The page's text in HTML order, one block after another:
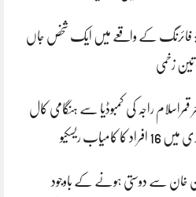
فائرنگ کے واقعے میں ایک شخص جاں
تین زخمی
قمراسلام راجہ کی کمبوڈیا سے ہنگامی کال
کا کامیاب ریسکیو
خان سے دوستی ہونے کے باوجود